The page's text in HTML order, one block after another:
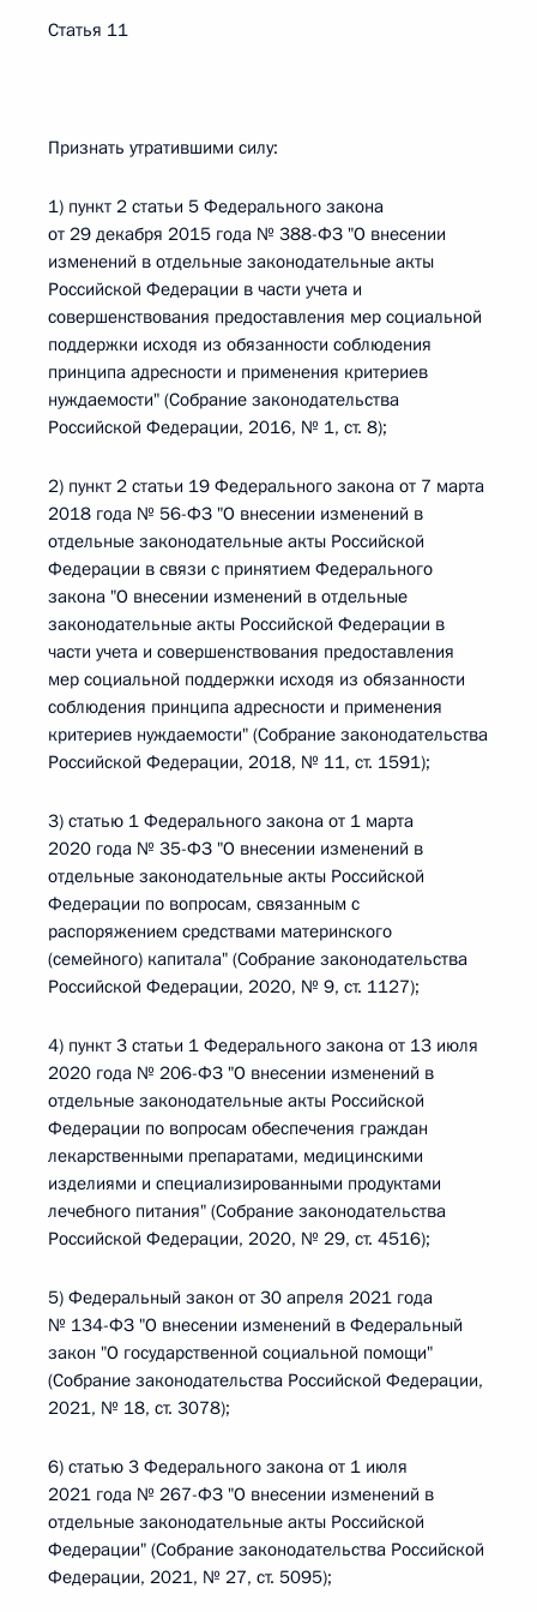
Статья 11
Признать утратившими силу:
1) пункт 2 статьи 5 Федерального закона
от 29 декабря 2015 года № 388-ФЗ "О внесении
изменений в отдельные законодательные акты
Российской Федерации в части учета и
совершенствования предоставления мер социальной
поддержки исходя из обязанности соблюдения
принципа адресности и применения критериев
нуждаемости" (Собрание законодательства
Российской Федерации, 2016, № 1, ст. 8);
2) пункт 2 статьи 19 Федерального закона от 7 марта
2018 года № 56-ФЗ "О внесении изменений в
отдельные законодательные акты Российской
Федерации в связи с принятием Федерального
закона "О внесении изменений в отдельные
законодательные акты Российской Федерации в
части учета и совершенствования предоставления
мер социальной поддержки исходя из обязанности
соблюдения принципа адресности и применения
критериев нуждаемости" (Собрание законодательства
Российской Федерации, 2018, № 11, ст. 1591);
3) статью 1 Федерального закона от 1 марта
2020 года № 35-ФЗ "О внесении изменений в
отдельные законодательные акты Российской
Федерации по вопросам, связанным с
распоряжением средствами материнского
(семейного) капитала" (Собрание законодательства
Российской Федерации, 2020, № 9, ст. 1127);
4) пункт 3 статьи 1 Федерального закона от 13 июля
2020 года № 206-ФЗ "О внесении изменений в
отдельные законодательные акты Российской
Федерации по вопросам обеспечения граждан
лекарственными препаратами, медицинскими
изделиями и специализированными продуктами
лечебного питания" (Собрание законодательства
Российской Федерации, 2020, № 29, ст. 4516);
5) Федеральный закон от 30 апреля 2021 года
№ 134-ФЗ "О внесении изменений в Федеральный
закон "О государственной социальной помощи"
(Собрание законодательства Российской Федерации,
2021, № 18, ст. 3078);
6) статью 3 Федерального закона от 1 июля
2021 года № 267-ФЗ "О внесении изменений в
отдельные законодательные акты Российской
Федерации" (Собрание законодательства Российской
Федерации, 2021, № 27, ст. 5095);